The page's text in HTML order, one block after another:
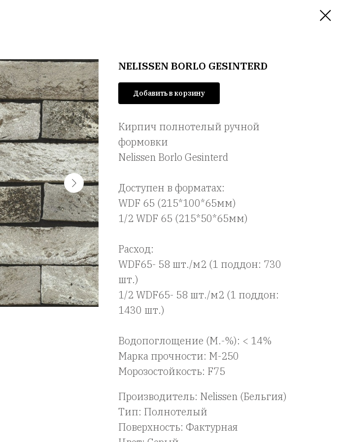
NELISSEN BORLO GESINTERD
Добавить в корзину
Кирпич полнотелый ручной
формовки
Nelissen Borlo Gesinterd
Доступен в форматах:
WDF 65 (215*100*65мм)
1/2 WDF 65 (215*50*65мм)
Расход:
WDF65- 58 шт./м2 (1 поддон: 730
шт.)
1/2 WDF65- 58 шт./м2 (1 поддон:
1430 шт.)
Водопоглощение (M.-%): < 14%
Марка прочности: М-250
Морозостойкость: F75
Производитель: Nelissen (Бельгия)
Тип: Полнотелый
Поверхность: Фактурная